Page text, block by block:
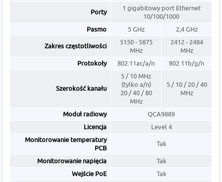
Porty
1 gigabitowy port Ethernet
10/100/1000
Pasmo
5 GHz 2,4 GHz
Zakres częstotliwości
5150 - 5875
MHz
2412 - 2484
MHz
Protokoły
802.11ac/a/n 802.11b/g/n
Szerokość kanału
5 / 10 MHz
(tylko a/n)
20 / 40 / 80
MHz
5 / 10 / 20 / 40
MHz
Moduł radiowy
QCA9889
Licencja
Level 4
Monitorowanie temperatury
PCB
Tak
Monitorowanie napięcia
Tak
Wejście PoE
Tak